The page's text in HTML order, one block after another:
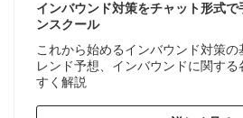
インバウンド対策をチャット形式で
ンスクール
これから始めるインバウンド対策の
レンド予想、インバウンドに関す
すく解説